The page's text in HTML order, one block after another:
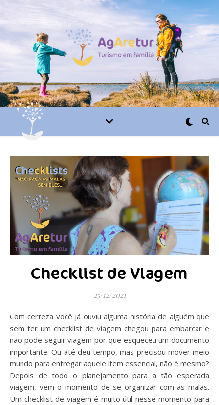
Checklist de Viagem
25/12/2021
Com certeza você já ouviu alguma história de alguém que
sem ter um checklist de viagem chegou para embarcar e
não pode seguir viagem por que esqueceu um documento
importante. Ou até deu tempo, mas precisou mover meio
mundo para entregar aquele item essencial, não é mesmo?
Depois de todo o planejamento para a tão esperada
viagem, vem o momento de se organizar com as malas.
Um checklist de viagem é muito útil nesse momento para